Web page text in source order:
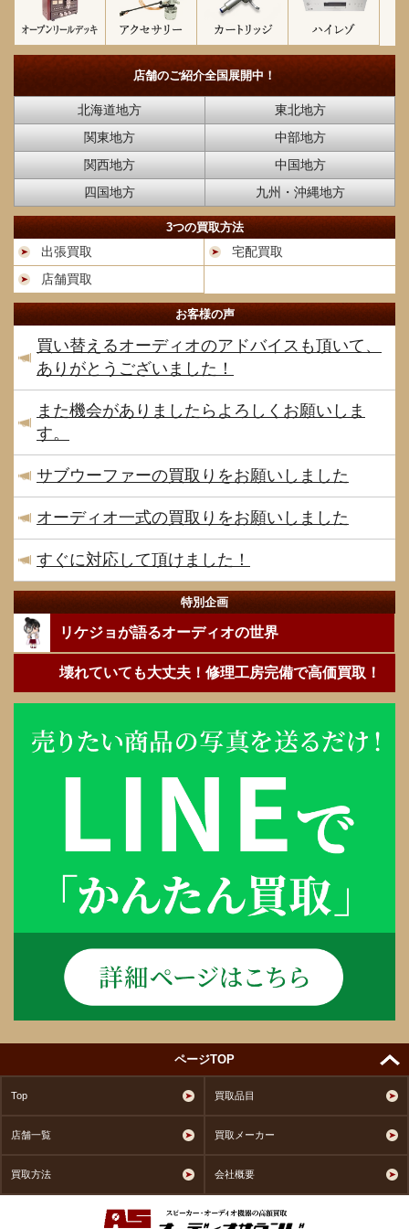
店舗のご紹介全国展開中！
北海道地方
東北地方
関東地方
中部地方
関西地方
中国地方
四国地方
九州・沖縄地方
3つの買取方法
出張買取
宅配買取
店舗買取
お客様の声
買い替えるオーディオのアドバイスも頂いて、
ありがとうございました！
また機会がありましたらよろしくお願いしま
す。
サブウーファーの買取りをお願いしました
オーディオ一式の買取りをお願いしました
すぐに対応して頂けました！
特別企画
リケジョが語るオーディオの世界
壊れていても大丈夫！修理工房完備で高価買取！
ページTOP
Top 買取品目
店舗一覧 買取メーカー
買取方法 会社概要